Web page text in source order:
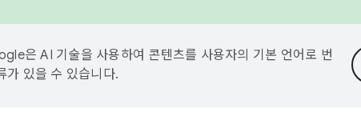
은 AI 기술을 사용하여 콘텐츠를 사용자의 기본 언어로 번
가 있을 수 있습니다.